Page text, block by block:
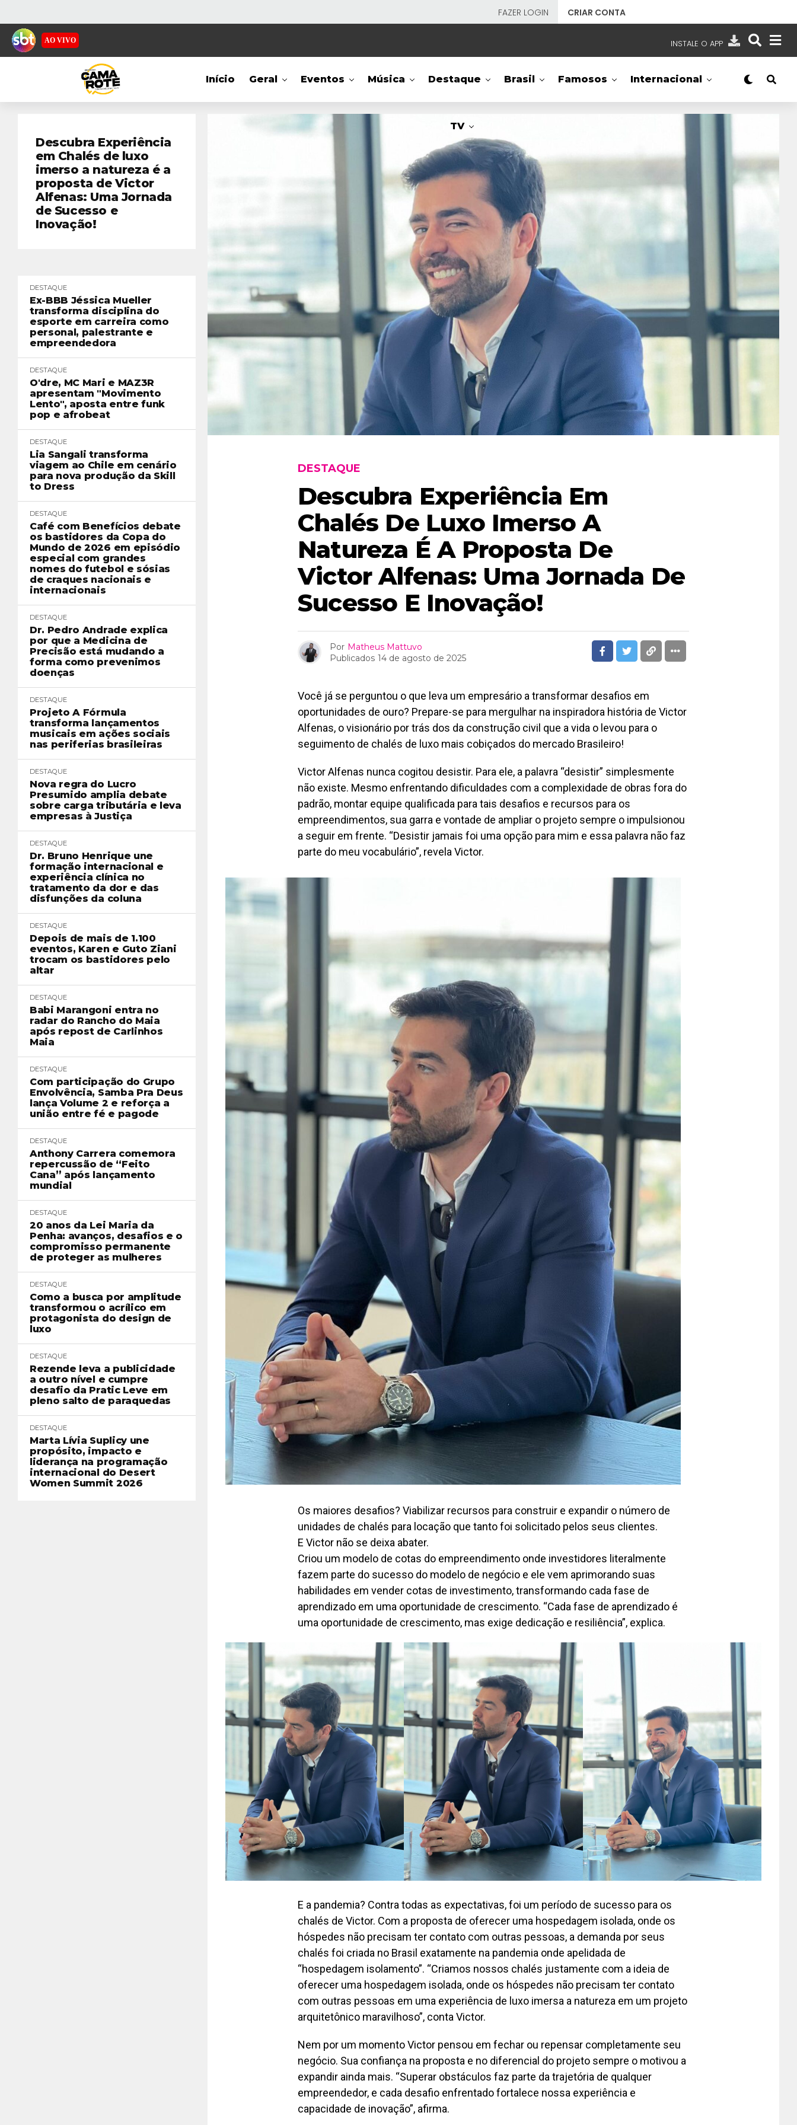
FAZER LOGIN CRIAR CONTA
AO VIVO INSTALE O APP
NOSSAS REDES APP TV SBT
- SISTEMA BRASILEIRO DE TELEVISÃO
Início Geral Eventos Música Destaque Brasil Famosos Internacional
TV
Descubra Experiência
em Chalés de luxo
imerso a natureza é a
proposta de Victor
Alfenas: Uma Jornada
de Sucesso e
Inovação!
DESTAQUE
Ex-BBB Jéssica Mueller
transforma disciplina do
esporte em carreira como
personal, palestrante e
empreendedora
DESTAQUE
O'dre, MC Mari e MAZ3R
apresentam "Movimento
Lento", aposta entre funk
pop e afrobeat
DESTAQUE
Lia Sangali transforma
viagem ao Chile em cenário
para nova produção da Skill
to Dress
DESTAQUE
Café com Benefícios debate
os bastidores da Copa do
Mundo de 2026 em episódio
especial com grandes
nomes do futebol e sósias
de craques nacionais e
internacionais
DESTAQUE
Dr. Pedro Andrade explica
por que a Medicina de
Precisão está mudando a
forma como prevenimos
doenças
DESTAQUE
Projeto A Fórmula
transforma lançamentos
musicais em ações sociais
nas periferias brasileiras
DESTAQUE
Nova regra do Lucro
Presumido amplia debate
sobre carga tributária e leva
empresas à Justiça
DESTAQUE
Dr. Bruno Henrique une
formação internacional e
experiência clínica no
tratamento da dor e das
disfunções da coluna
DESTAQUE
Depois de mais de 1.100
eventos, Karen e Guto Ziani
trocam os bastidores pelo
altar
DESTAQUE
Babi Marangoni entra no
radar do Rancho do Maia
após repost de Carlinhos
Maia
DESTAQUE
Com participação do Grupo
Envolvência, Samba Pra Deus
lança Volume 2 e reforça a
união entre fé e pagode
DESTAQUE
Anthony Carrera comemora
repercussão de “Feito
Cana” após lançamento
mundial
DESTAQUE
20 anos da Lei Maria da
Penha: avanços, desafios e o
compromisso permanente
de proteger as mulheres
DESTAQUE
Como a busca por amplitude
transformou o acrílico em
protagonista do design de
luxo
DESTAQUE
Rezende leva a publicidade
a outro nível e cumpre
desafio da Pratic Leve em
pleno salto de paraquedas
DESTAQUE
Marta Lívia Suplicy une
propósito, impacto e
liderança na programação
internacional do Desert
Women Summit 2026
DESTAQUE
Descubra Experiência Em
Chalés De Luxo Imerso A
Natureza É A Proposta De
Victor Alfenas: Uma Jornada De
Sucesso E Inovação!
Por Matheus Mattuvo
Publicados 14 de agosto de 2025
Você já se perguntou o que leva um empresário a transformar desafios em
oportunidades de ouro? Prepare-se para mergulhar na inspiradora história de Victor
Alfenas, o visionário por trás dos da construção civil que a vida o levou para o
seguimento de chalés de luxo mais cobiçados do mercado Brasileiro!
Victor Alfenas nunca cogitou desistir. Para ele, a palavra “desistir” simplesmente
não existe. Mesmo enfrentando dificuldades com a complexidade de obras fora do
padrão, montar equipe qualificada para tais desafios e recursos para os
empreendimentos, sua garra e vontade de ampliar o projeto sempre o impulsionou
a seguir em frente. “Desistir jamais foi uma opção para mim e essa palavra não faz
parte do meu vocabulário”, revela Victor.
Os maiores desafios? Viabilizar recursos para construir e expandir o número de
unidades de chalés para locação que tanto foi solicitado pelos seus clientes.
E Victor não se deixa abater.
Criou um modelo de cotas do empreendimento onde investidores literalmente
fazem parte do sucesso do modelo de negócio e ele vem aprimorando suas
habilidades em vender cotas de investimento, transformando cada fase de
aprendizado em uma oportunidade de crescimento. “Cada fase de aprendizado é
uma oportunidade de crescimento, mas exige dedicação e resiliência”, explica.
E a pandemia? Contra todas as expectativas, foi um período de sucesso para os
chalés de Victor. Com a proposta de oferecer uma hospedagem isolada, onde os
hóspedes não precisam ter contato com outras pessoas, a demanda por seus
chalés foi criada no Brasil exatamente na pandemia onde apelidada de
“hospedagem isolamento”. “Criamos nossos chalés justamente com a ideia de
oferecer uma hospedagem isolada, onde os hóspedes não precisam ter contato
com outras pessoas em uma experiência de luxo imersa a natureza em um projeto
arquitetônico maravilhoso”, conta Victor.
Nem por um momento Victor pensou em fechar ou repensar completamente seu
negócio. Sua confiança na proposta e no diferencial do projeto sempre o motivou a
expandir ainda mais. “Superar obstáculos faz parte da trajetória de qualquer
empreendedor, e cada desafio enfrentado fortalece nossa experiência e
capacidade de inovação”, afirma.